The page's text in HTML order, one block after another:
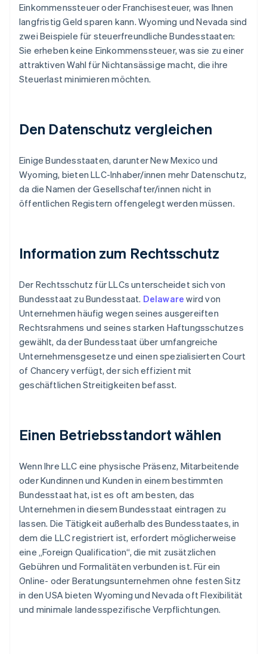
Einkommenssteuer oder Franchisesteuer, was Ihnen
langfristig Geld sparen kann. Wyoming und Nevada sind
zwei Beispiele für steuerfreundliche Bundesstaaten:
Sie erheben keine Einkommenssteuer, was sie zu einer
attraktiven Wahl für Nichtansässige macht, die ihre
Steuerlast minimieren möchten.
Den Datenschutz vergleichen
Einige Bundesstaaten, darunter New Mexico und
Wyoming, bieten LLC-Inhaber/innen mehr Datenschutz,
da die Namen der Gesellschafter/innen nicht in
öffentlichen Registern offengelegt werden müssen.
Information zum Rechtsschutz
Der Rechtsschutz für LLCs unterscheidet sich von
Bundesstaat zu Bundesstaat. Delaware wird von
Unternehmen häufig wegen seines ausgereiften
Rechtsrahmens und seines starken Haftungsschutzes
gewählt, da der Bundesstaat über umfangreiche
Unternehmensgesetze und einen spezialisierten Court
of Chancery verfügt, der sich effizient mit
geschäftlichen Streitigkeiten befasst.
Einen Betriebsstandort wählen
Wenn Ihre LLC eine physische Präsenz, Mitarbeitende
oder Kundinnen und Kunden in einem bestimmten
Bundesstaat hat, ist es oft am besten, das
Unternehmen in diesem Bundesstaat eintragen zu
lassen. Die Tätigkeit außerhalb des Bundesstaates, in
dem die LLC registriert ist, erfordert möglicherweise
eine „Foreign Qualification“, die mit zusätzlichen
Gebühren und Formalitäten verbunden ist. Für ein
Online- oder Beratungsunternehmen ohne festen Sitz
in den USA bieten Wyoming und Nevada oft Flexibilität
und minimale landesspezifische Verpflichtungen.